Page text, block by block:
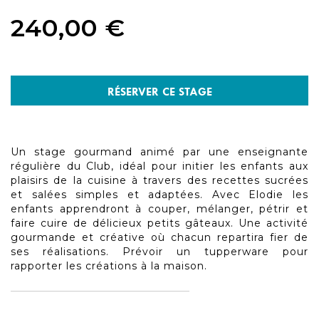
240,00 €
RÉSERVER CE STAGE
Un stage gourmand animé par une enseignante
régulière du Club, idéal pour initier les enfants aux
plaisirs de la cuisine à travers des recettes sucrées
et salées simples et adaptées. Avec Elodie les
enfants apprendront à couper, mélanger, pétrir et
faire cuire de délicieux petits gâteaux. Une activité
gourmande et créative où chacun repartira fier de
ses réalisations. Prévoir un tupperware pour
rapporter les créations à la maison.